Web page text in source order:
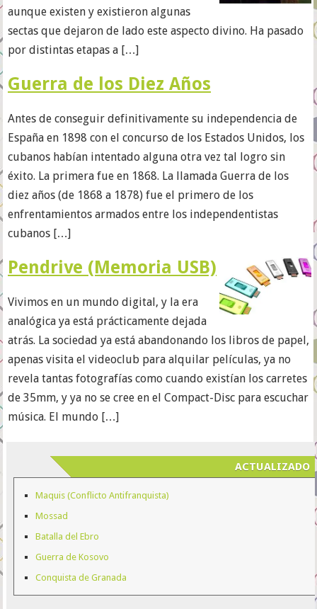
aunque existen y existieron algunas
sectas que dejaron de lado este aspecto divino. Ha pasado
por distintas etapas a […]
Guerra de los Diez Años
Antes de conseguir definitivamente su independencia de
España en 1898 con el concurso de los Estados Unidos, los
cubanos habían intentado alguna otra vez tal logro sin
éxito. La primera fue en 1868. La llamada Guerra de los
diez años (de 1868 a 1878) fue el primero de los
enfrentamientos armados entre los independentistas
cubanos […]
Pendrive (Memoria USB)
Vivimos en un mundo digital, y la era
analógica ya está prácticamente dejada
atrás. La sociedad ya está abandonando los libros de papel,
apenas visita el videoclub para alquilar películas, ya no
revela tantas fotografías como cuando existían los carretes
de 35mm, y ya no se cree en el Compact-Disc para escuchar
música. El mundo […]
ACTUALIZADO
Maquis (Conflicto Antifranquista)
Mossad
Batalla del Ebro
Guerra de Kosovo
Conquista de Granada